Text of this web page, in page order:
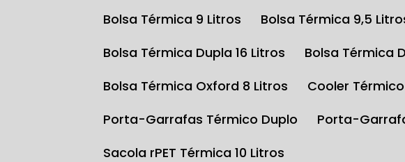
Bolsa Térmica 9 Litros
Bolsa Térmica 9,5
Bolsa Térmica Dupla 16 Litros
Bolsa Térmica
Bolsa Térmica Oxford 8 Litros
Cooler
Porta-Garrafas Térmico Duplo
Porta-
Sacola rPET Térmica 10 Litros